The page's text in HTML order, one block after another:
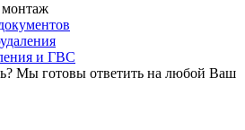
монтаж
и ГВС
Мы готовы ответить на любой Ваш